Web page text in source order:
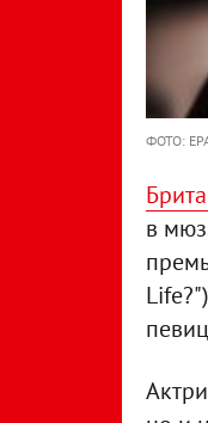
ФОТО:
в